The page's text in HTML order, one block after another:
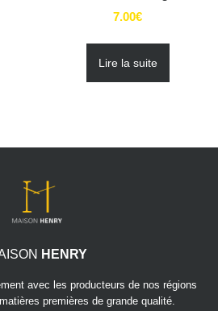
7.00€
Lire la suite
HENRY
avec les producteurs de nos régions
premières de grande qualité.